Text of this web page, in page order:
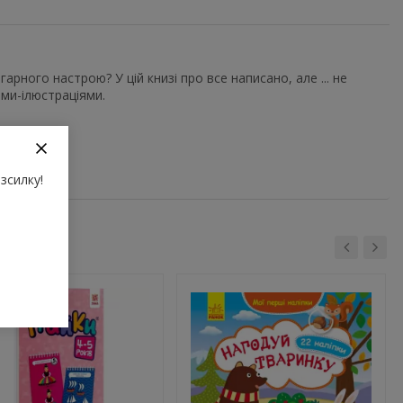
настрою? У цій книзі про все написано, але ... не
ілюстраціями.